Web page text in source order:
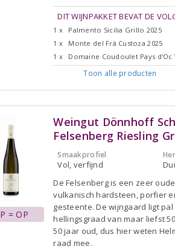
DIT WIJNPAKKET BEVAT DE
1 x
Palmento Sicilia Grillo 2025
1 x
Monte del Frà Custoza 2025
1 x
Domaine Coudoulet Pays d'Oc
Toon alle producten
= OP
Weingut Dönnhoff
Felsenberg Riesling
Smaakprofiel
Vol, verfijnd
De Felsenberg is een zeer
vulkanisch hardsteen, porfier
gesteente. De wijngaard ligt
hellingsgraad van maar liefst
50 jaar oud, dus hier weten
raad mee.